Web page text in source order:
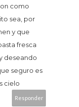
como
sea, por
y que
fresca
deseando
seguro es
cielo
Responder